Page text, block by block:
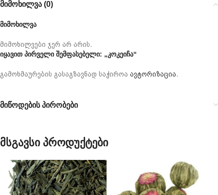
მიმოხილვა (0)
მიმოხილვა
მიმოხილვები ჯერ არ არის.
იყავით პირველი შემფასებელი: „კოკეიჩა“
გამოხმაურების გასაგზავნად საჭიროა ავტორიზაცია.
მიწოდების პირობები
მსგავსი პროდუქტები